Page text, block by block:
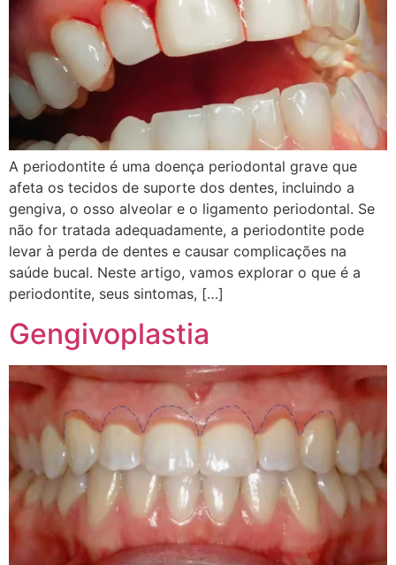
A periodontite é uma doença periodontal grave que
afeta os tecidos de suporte dos dentes, incluindo a
gengiva, o osso alveolar e o ligamento periodontal. Se
não for tratada adequadamente, a periodontite pode
levar à perda de dentes e causar complicações na
saúde bucal. Neste artigo, vamos explorar o que é a
periodontite, seus sintomas, […]
Gengivoplastia